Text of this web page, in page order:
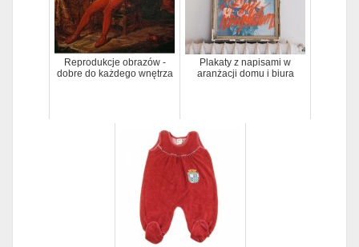
Reprodukcje obrazów -
dobre do każdego wnętrza
Plakaty z napisami w
aranżacji domu i biura